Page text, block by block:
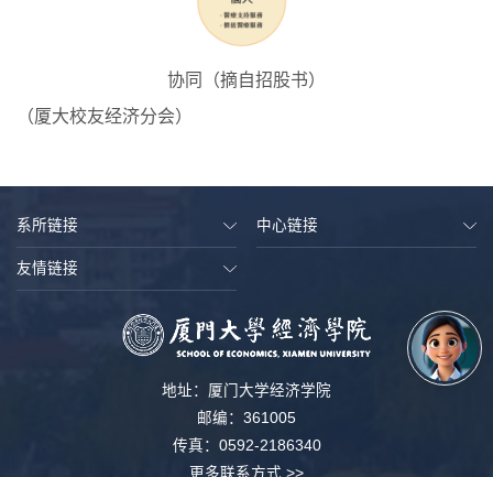
协同（摘自招股书）
（厦大校友经济分会）
系所链接 中心链接
友情链接
地址：厦门大学经济学院
邮编：361005
传真：0592-2186340
更多联系方式 >>